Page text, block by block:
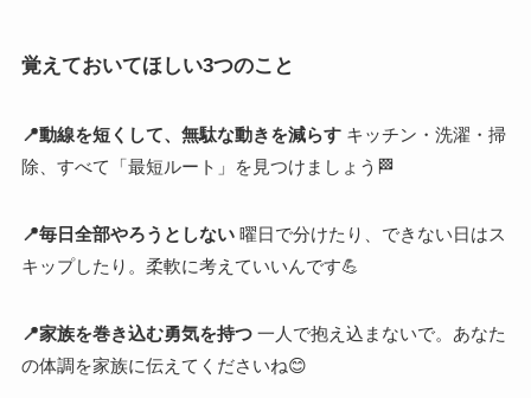
覚えておいてほしい3つのこと
📍動線を短くして、無駄な動きを減らすキッチン・洗濯・掃
除、すべて「最短ルート」を見つけましょう🏁
📍毎日全部やろうとしない曜日で分けたり、できない日はス
キップしたり。柔軟に考えていいんです💪
📍家族を巻き込む勇気を持つ一人で抱え込まないで。あなた
の体調を家族に伝えてくださいね😊